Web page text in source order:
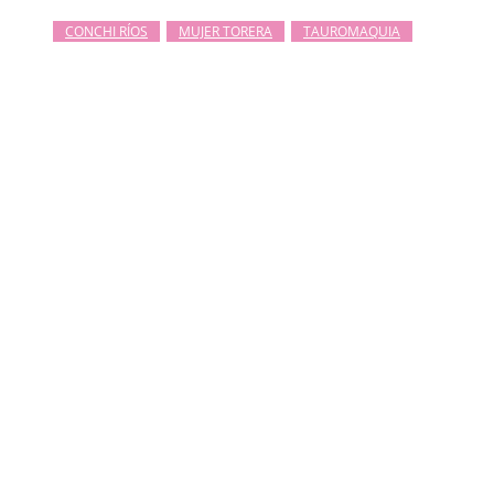
CONCHI RÍOS MUJER TORERA TAUROMAQUIA